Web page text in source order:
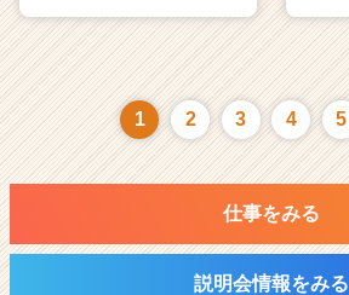
1 2 3 4 5
仕事をみる
説明会情報をみる